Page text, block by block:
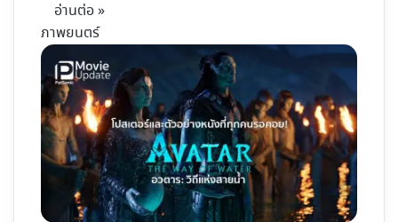
อ่านต่อ »
ภาพยนตร์